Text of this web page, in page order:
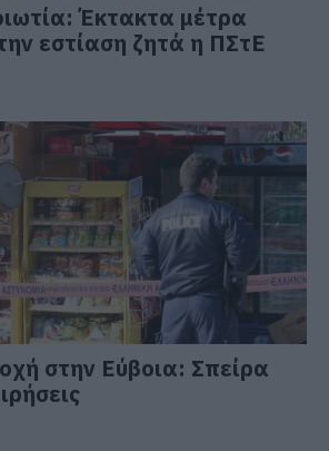
Έκτακτα μέτρα
εστίαση ζητά η ΠΣτΕ
στην Εύβοια: Σπείρα